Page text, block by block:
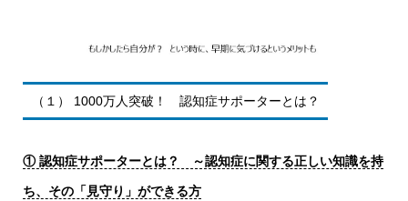
（１） 1000万人突破！ 認知症サポーターとは？
① 認知症サポーターとは？ ～認知症に関する正しい知識を持
ち、その「見守り」ができる方